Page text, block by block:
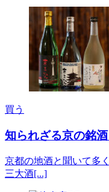
買う
知られざる京の銘
京都の地酒と聞いて多
三大酒[...]